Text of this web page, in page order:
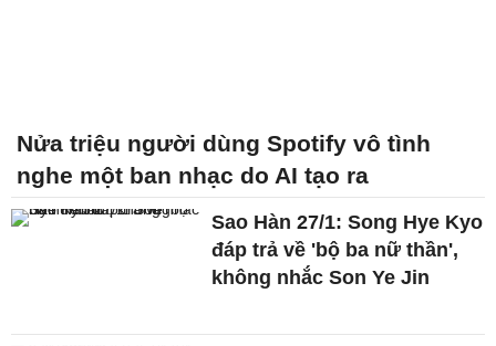
Nửa triệu người dùng Spotify vô tình
nghe một ban nhạc do AI tạo ra
Sao Hàn 27/1: Song Hye Kyo
đáp trả về 'bộ ba nữ thần',
không nhắc Son Ye Jin